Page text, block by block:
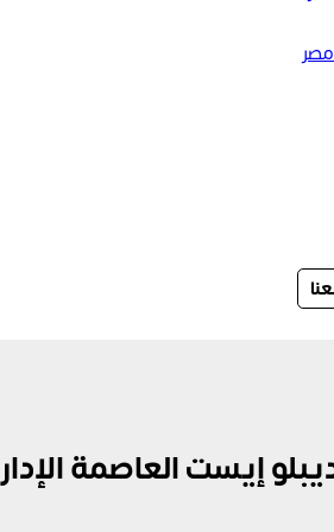
إيست العاصمة